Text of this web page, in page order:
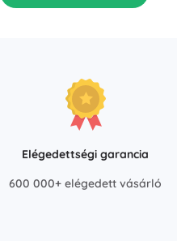
Elégedettségi garancia
600 000+ elégedett vásárló